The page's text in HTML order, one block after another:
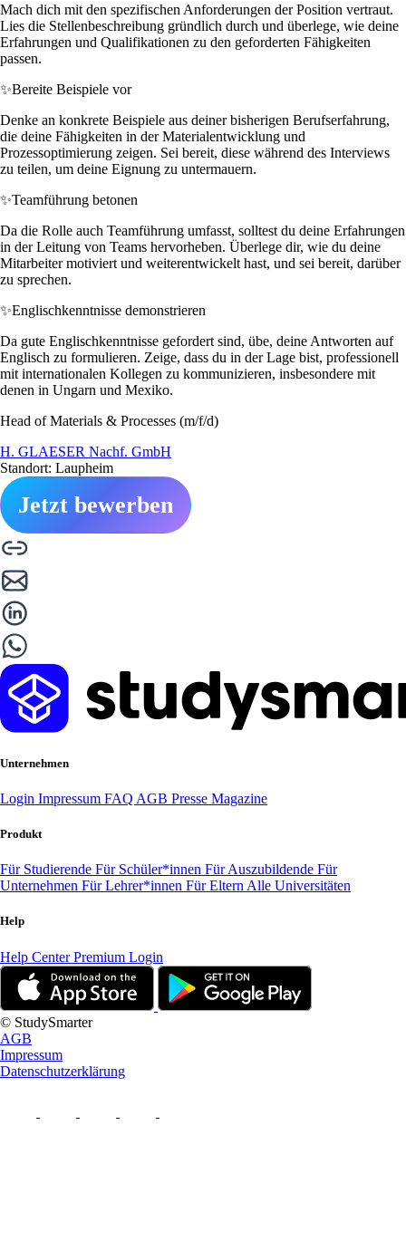
Mach dich mit den spezifischen Anforderungen der Position vertraut.
Lies die Stellenbeschreibung gründlich durch und überlege, wie deine
Erfahrungen und Qualifikationen zu den geforderten Fähigkeiten
passen.
✨Bereite Beispiele vor
Denke an konkrete Beispiele aus deiner bisherigen Berufserfahrung,
die deine Fähigkeiten in der Materialentwicklung und
Prozessoptimierung zeigen. Sei bereit, diese während des Interviews
zu teilen, um deine Eignung zu untermauern.
✨Teamführung betonen
Da die Rolle auch Teamführung umfasst, solltest du deine Erfahrungen
in der Leitung von Teams hervorheben. Überlege dir, wie du deine
Mitarbeiter motiviert und weiterentwickelt hast, und sei bereit, darüber
zu sprechen.
✨Englischkenntnisse demonstrieren
Da gute Englischkenntnisse gefordert sind, übe, deine Antworten auf
Englisch zu formulieren. Zeige, dass du in der Lage bist, professionell
mit internationalen Kollegen zu kommunizieren, insbesondere mit
denen in Ungarn und Mexiko.
Head of Materials & Processes (m/f/d)
H. GLAESER Nachf. GmbH
Standort: Laupheim
Jetzt bewerben
Unternehmen
Login Impressum FAQ AGB Presse Magazine
Produkt
Für Studierende Für Schüler*innen Für Auszubildende Für
Unternehmen Für Lehrer*innen Für Eltern Alle Universitäten
Help
Help CenterPremium Login
© StudySmarter
AGB
Impressum
Datenschutzerklärung